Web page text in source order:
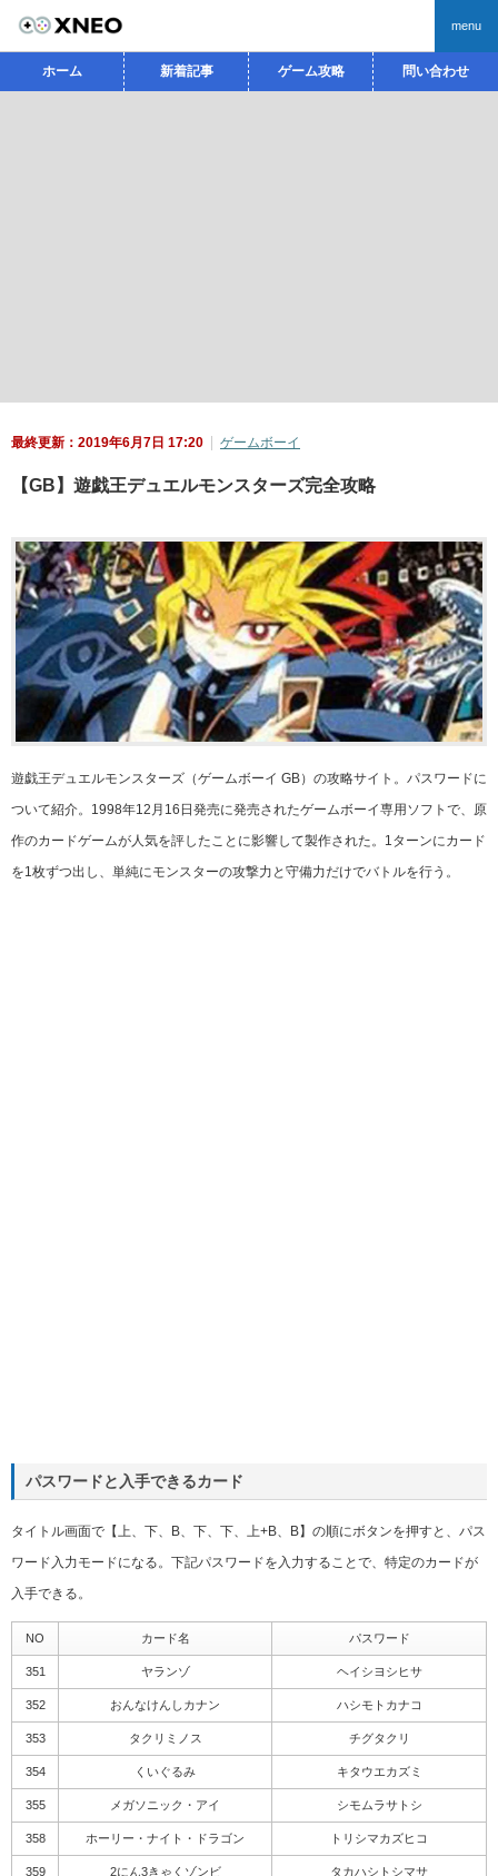
menu
ホーム 新着記事 ゲーム攻略 問い合わせ
最終更新：2019年6月7日 17:20 ゲームボーイ
【GB】遊戯王デュエルモンスターズ完全攻略
遊戯王デュエルモンスターズ（ゲームボーイ GB）の攻略サイト。パスワードに
ついて紹介。1998年12月16日発売に発売されたゲームボーイ専用ソフトで、原
作のカードゲームが人気を評したことに影響して製作された。1ターンにカード
を1枚ずつ出し、単純にモンスターの攻撃力と守備力だけでバトルを行う。
パスワードと入手できるカード
タイトル画面で【上、下、B、下、下、上+B、B】の順にボタンを押すと、パス
ワード入力モードになる。下記パスワードを入力することで、特定のカードが
入手できる。
NO カード名 パスワード
351 ヤランゾ ヘイシヨシヒサ
352 おんなけんしカナン ハシモトカナコ
353 タクリミノス チグタクリ
354 くいぐるみ キタウエカズミ
355 メガソニック・アイ シモムラサトシ
358 ホーリー・ナイト・ドラゴン トリシマカズヒコ
359 2にん3きゃくゾンビ タカハシトシマサ